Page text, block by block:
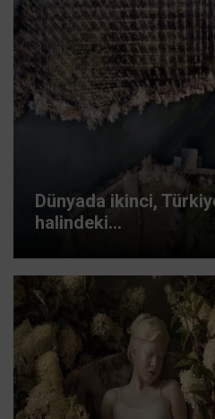
Dünyada ikinci,
halindeki...